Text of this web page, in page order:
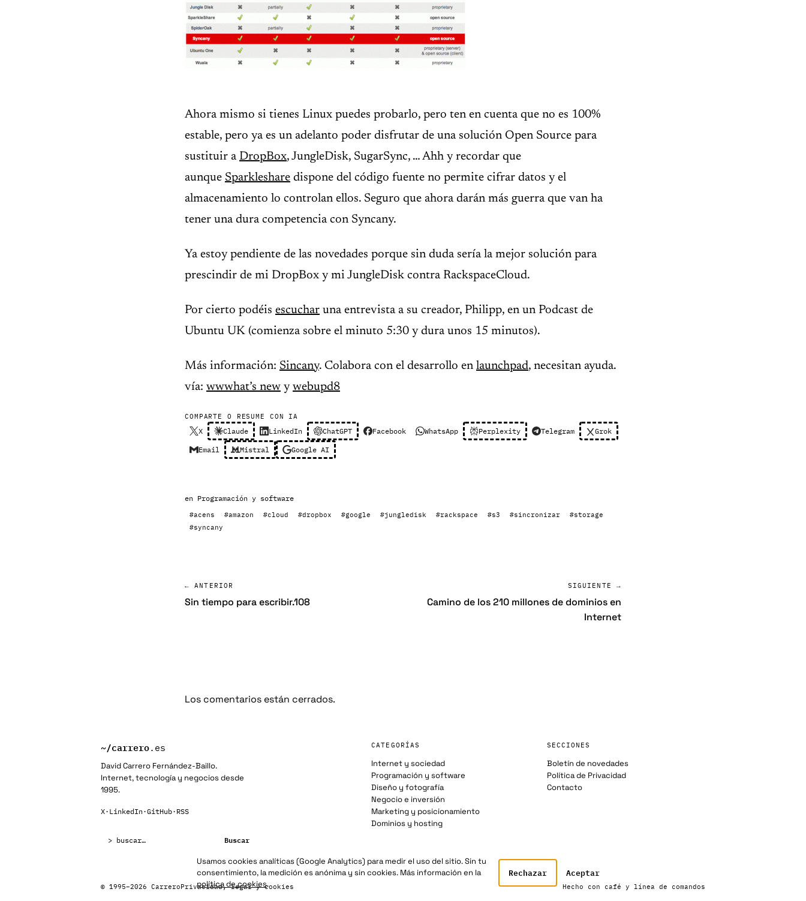
Ahora mismo si tienes Linux puedes probarlo, pero ten en cuenta que no es 100%
estable, pero ya es un adelanto poder disfrutar de una solución Open Source para
sustituir a DropBox, JungleDisk, SugarSync, … Ahh y recordar que
aunque Sparkleshare dispone del código fuente no permite cifrar datos y el
almacenamiento lo controlan ellos. Seguro que ahora darán más guerra que van ha
tener una dura competencia con Syncany.
Ya estoy pendiente de las novedades porque sin duda sería la mejor solución para
prescindir de mi DropBox y mi JungleDisk contra RackspaceCloud.
Por cierto podéis escuchar una entrevista a su creador, Philipp, en un Podcast de
Ubuntu UK (comienza sobre el minuto 5:30 y dura unos 15 minutos).
Más información: Sincany. Colabora con el desarrollo en launchpad, necesitan ayuda.
vía: wwwhat’s new y webupd8
COMPARTE O RESUME CON IA
X Claude LinkedIn ChatGPT Facebook WhatsApp Perplexity Telegram Grok
Email Mistral Google AI
en Programación y software
#acens #amazon #cloud #dropbox #google #jungledisk #rackspace #s3 #sincronizar
#storage
#syncany
← ANTERIOR
Sin tiempo para escribir.108
SIGUIENTE →
Camino de los 210 millones de dominios en
Internet
Los comentarios están cerrados.
~/carrero.es
David Carrero Fernández-Baillo.
Internet, tecnología y negocios desde
1995.
X· LinkedIn·GitHub· RSS
Buscar
CATEGORÍAS
Internet y sociedad
Programación y software
Diseño y fotografía
Negocio e inversión
Marketing y posicionamiento
Dominios y hosting
SECCIONES
Boletín de novedades
Política de Privacidad
Contacto
© 1995–2026 CarreroPrivacidad, legal y cookies Hecho con café y línea de comandos
Usamos cookies analíticas (Google Analytics) para medir el uso del sitio. Sin tu
consentimiento, la medición es anónima y sin cookies. Más información en la
política de cookies.
Rechazar Aceptar